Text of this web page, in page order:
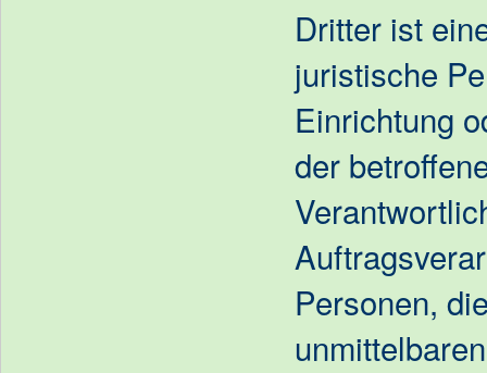
Dritter ist
juristische
Einrichtung
der
Personen,